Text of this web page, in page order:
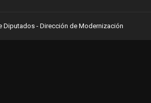
Diputados - Dirección de Modernización